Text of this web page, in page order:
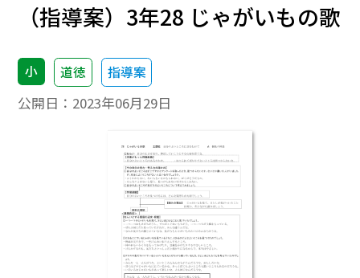
（指導案）3年28 じゃがいもの歌
小 道徳 指導案
公開日： 2023年06月29日